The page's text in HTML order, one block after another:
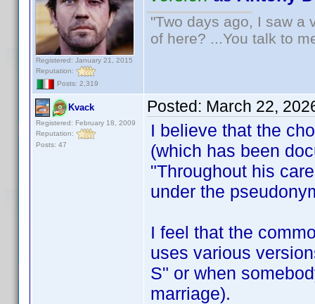
Registered: January 21, 2015
Reputation:
Posts: 2,319
"Two days ago, I saw a
of here? ...You talk to
Kvack
Registered: February 18, 2009
Reputation:
Posts: 47
Posted: March 22,
I believe that the
(which has been
"Throughout his
under the
I feel that the
uses various
S" or when
marriage).